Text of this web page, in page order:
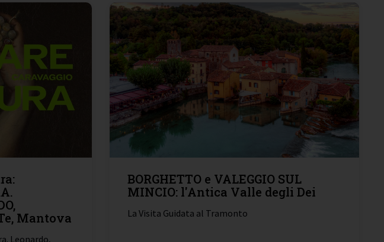
Mantova
Leonardo,
BORGHETTO e VALEGGIO SUL
MINCIO: l'Antica Valle degli Dei
La Visita Guidata al Tramonto